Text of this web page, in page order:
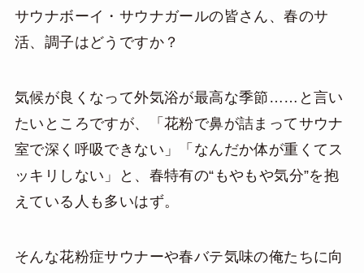
サウナボーイ・サウナガールの皆さん、春のサ
活、調子はどうですか？
気候が良くなって外気浴が最高な季節……と言い
たいところですが、「花粉で鼻が詰まってサウナ
室で深く呼吸できない」「なんだか体が重くてス
ッキリしない」と、春特有の“もやもや気分”を抱
えている人も多いはず。
そんな花粉症サウナーや春バテ気味の俺たちに向